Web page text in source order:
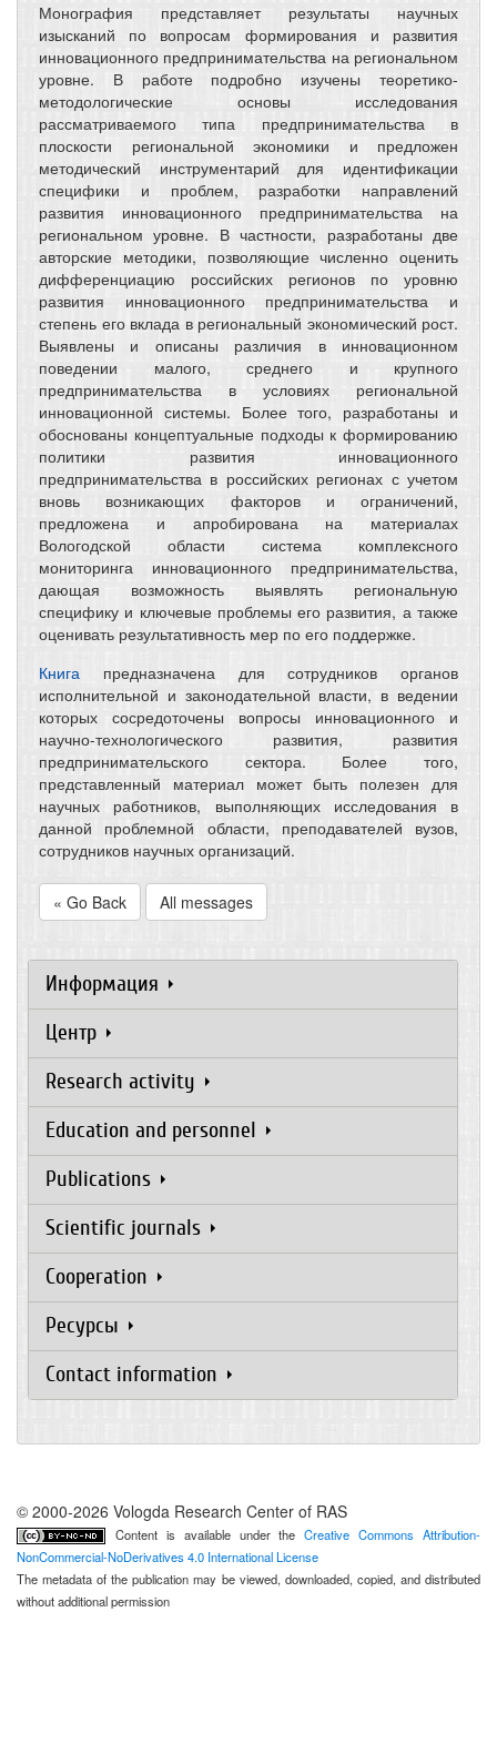
Монография представляет результаты научных
изысканий по вопросам формирования и развития
инновационного предпринимательства на региональном
уровне. В работе подробно изучены теоретико-
методологические основы исследования
рассматриваемого типа предпринимательства в
плоскости региональной экономики и предложен
методический инструментарий для идентификации
специфики и проблем, разработки направлений
развития инновационного предпринимательства на
региональном уровне. В частности, разработаны две
авторские методики, позволяющие численно оценить
дифференциацию российских регионов по уровню
развития инновационного предпринимательства и
степень его вклада в региональный экономический рост.
Выявлены и описаны различия в инновационном
поведении малого, среднего и крупного
предпринимательства в условиях региональной
инновационной системы. Более того, разработаны и
обоснованы концептуальные подходы к формированию
политики развития инновационного
предпринимательства в российских регионах с учетом
вновь возникающих факторов и ограничений,
предложена и апробирована на материалах
Вологодской области система комплексного
мониторинга инновационного предпринимательства,
дающая возможность выявлять региональную
специфику и ключевые проблемы его развития, а также
оценивать результативность мер по его поддержке.
Книга предназначена для сотрудников органов
исполнительной и законодательной власти, в ведении
которых сосредоточены вопросы инновационного и
научно-технологического развития, развития
предпринимательского сектора. Более того,
представленный материал может быть полезен для
научных работников, выполняющих исследования в
данной проблемной области, преподавателей вузов,
сотрудников научных организаций.
« Go Back All messages
Информация
Центр
Research activity
Education and personnel
Publications
Scientific journals
Cooperation
Ресурсы
Contact information
© 2000-2026 Vologda Research Center of RAS
Content is available under theCreative Commons Attribution-
NonCommercial-NoDerivatives 4.0 International License
The metadata of the publication may be viewed, downloaded, copied, and distributed
without additional permission